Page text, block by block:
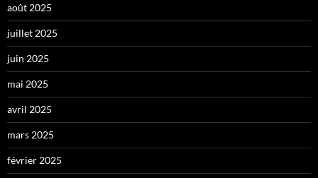
août 2025
juillet 2025
juin 2025
mai 2025
avril 2025
mars 2025
février 2025